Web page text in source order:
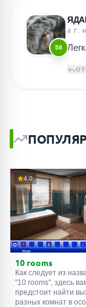
58
4 Г.
4.0
10 rooms
Как следует из
"10 rooms", здесь
предстоит найти
разных комнат в